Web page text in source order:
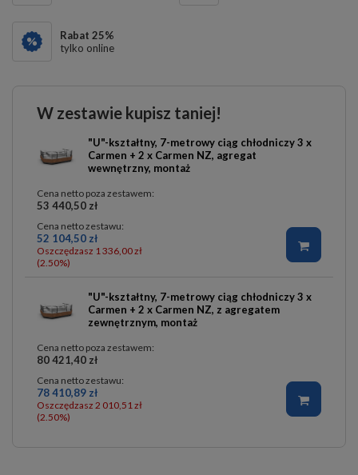
Rabat 25%
tylko online
W zestawie kupisz taniej!
"U"-kształtny, 7-metrowy ciąg chłodniczy 3 x
Carmen + 2 x Carmen NZ, agregat
wewnętrzny, montaż
Cena netto poza zestawem:
53 440,50 zł
Cena netto zestawu:
52 104,50 zł
Oszczędzasz 1 336,00 zł
(2.50%)
"U"-kształtny, 7-metrowy ciąg chłodniczy 3 x
Carmen + 2 x Carmen NZ, z agregatem
zewnętrznym, montaż
Cena netto poza zestawem:
80 421,40 zł
Cena netto zestawu:
78 410,89 zł
Oszczędzasz 2 010,51 zł
(2.50%)